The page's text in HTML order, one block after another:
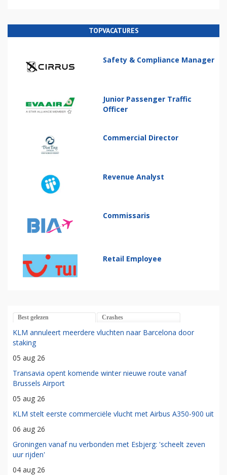
TOPVACATURES
Safety & Compliance Manager
Junior Passenger Traffic
Officer
Commercial Director
Revenue Analyst
Commissaris
Retail Employee
Best gelezen Crashes
KLM annuleert meerdere vluchten naar Barcelona door
staking
05 aug 26
Transavia opent komende winter nieuwe route vanaf
Brussels Airport
05 aug 26
KLM stelt eerste commerciële vlucht met Airbus A350-900 uit
06 aug 26
Groningen vanaf nu verbonden met Esbjerg: 'scheelt zeven
uur rijden'
04 aug 26